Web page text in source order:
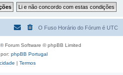
O Fuso Horário do Fórum é UTC
® Forum Software © phpBB Limited
phpBB Portugal
| Termos